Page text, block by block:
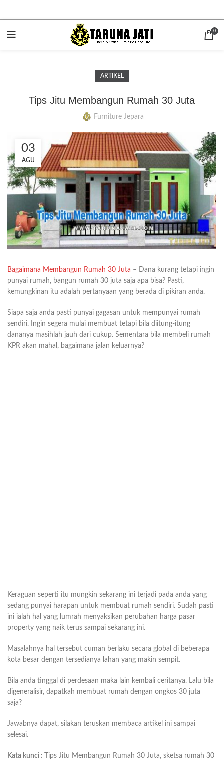
0
ARTIKEL
Tips Jitu Membangun Rumah 30 Juta
Furniture Jepara
03
AGU
Bagaimana Membangun Rumah 30 Juta – Dana kurang tetapi ingin
punyai rumah, bangun rumah 30 juta saja apa bisa? Pasti,
kemungkinan itu adalah pertanyaan yang berada di pikiran anda.
Siapa saja anda pasti punyai gagasan untuk mempunyai rumah
sendiri. Ingin segera mulai membuat tetapi bila diitung-itung
dananya masihlah jauh dari cukup. Sementara bila membeli rumah
KPR akan mahal, bagaimana jalan keluarnya?
Keraguan seperti itu mungkin sekarang ini terjadi pada anda yang
sedang punyai harapan untuk membuat rumah sendiri. Sudah pasti
ini ialah hal yang lumrah menyaksikan perubahan harga pasar
property yang naik terus sampai sekarang ini.
Masalahnya hal tersebut cuman berlaku secara global di beberapa
kota besar dengan tersedianya lahan yang makin sempit.
Bila anda tinggal di perdesaan maka lain kembali ceritanya. Lalu bila
digeneralisir, dapatkah membuat rumah dengan ongkos 30 juta
saja?
Jawabnya dapat, silakan teruskan membaca artikel ini sampai
selesai.
Kata kunci :
Tips Jitu Membangun Rumah 30 Juta, sketsa rumah 30